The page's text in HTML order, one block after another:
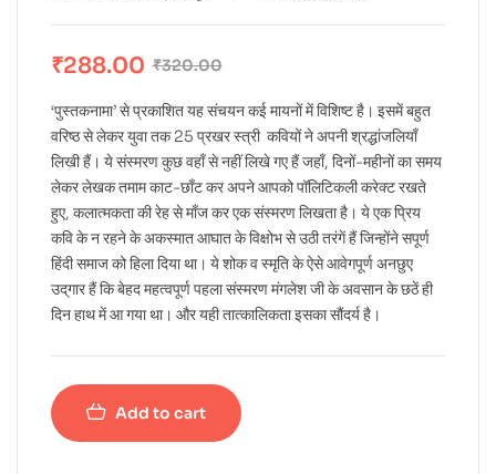
₹320.00
₹288.00
‘पुस्तकनामा’ से प्रकाशित यह संचयन कई मायनों में विशिष्ट है। इसमें बहुत
वरिष्ठ से लेकर युवा तक 25 प्रखर स्त्री कवियों ने अपनी श्रद्धांजलियाँ
लिखी हैं। ये संस्मरण कुछ वहाँ से नहीं लिखे गए हैं जहाँ, दिनों-महीनों का समय
लेकर लेखक तमाम काट-छाँट कर अपने आपको पॉलिटिकली करेक्ट रखते
हुए, कलात्मकता की रेह से माँज कर एक संस्मरण लिखता है। ये एक प्रिय
कवि के न रहने के अकस्मात आघात के विक्षोभ से उठी तरंगें हैं जिन्होंने सपूर्ण
हिंदी समाज को हिला दिया था। ये शोक व स्मृति के ऐसे आवेगपूर्ण अनछुए
उद्‌गार हैं कि बेहद महत्वपूर्ण पहला संस्मरण मंगलेश जी के अवसान के छठें ही
दिन हाथ में आ गया था। और यही तात्कालिकता इसका सौंदर्य है।
Add to cart